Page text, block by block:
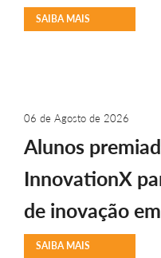
SAIBA MAIS
06 de Agosto de 2026
Alunos
InnovationX
de inovação
SAIBA MAIS